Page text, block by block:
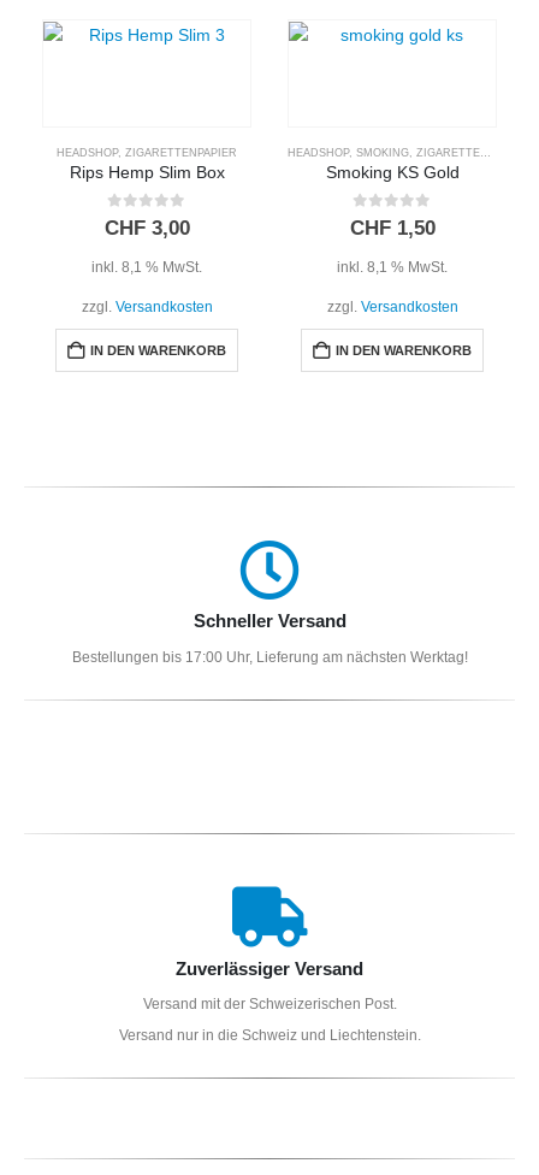
HEADSHOP, ZIGARETTENPAPIER
Rips Hemp Slim Box
0out of 5
CHF3,00
inkl. 8,1 % MwSt.
zzgl. Versandkosten
IN DEN WARENKORB
HEADSHOP, SMOKING, ZIGARETTENPAPIER
Smoking KS Gold
0out of 5
CHF1,50
inkl. 8,1 % MwSt.
zzgl. Versandkosten
IN DEN WARENKORB
Schneller Versand
Bestellungen bis 17:00 Uhr, Lieferung am nächsten Werktag!
Zuverlässiger Versand
Versand mit der Schweizerischen Post.
Versand nur in die Schweiz und Liechtenstein.